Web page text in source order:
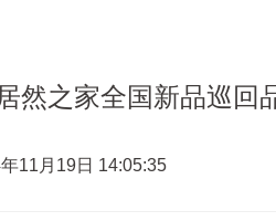
然之家全国新品巡回
11月19日 14:05:35